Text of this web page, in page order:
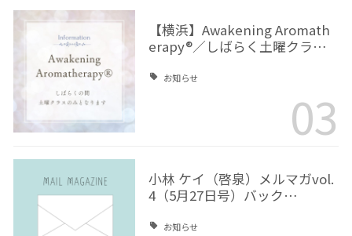
【横浜】Awakening Aromath
erapy®／しばらく土曜クラ…
お知らせ
03
小林 ケイ（啓泉）メルマガvol.
4（5月27日号）バック…
お知らせ